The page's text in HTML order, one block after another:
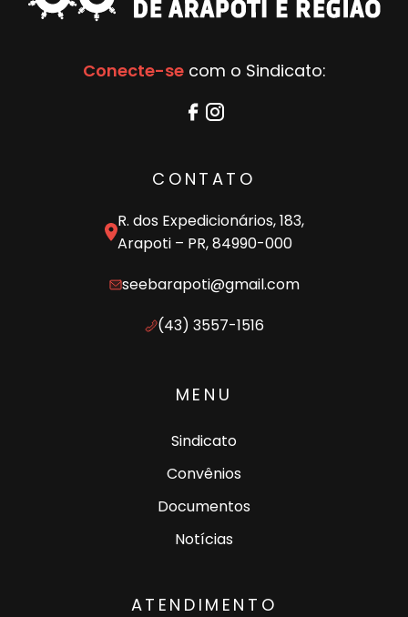
Conecte-secom o Sindicato:
CONTATO
R. dos Expedicionários, 183,
Arapoti – PR, 84990-000
seebarapoti@gmail.com
(43) 3557-1516
MENU
Sindicato
Convênios
Documentos
Notícias
ATENDIMENTO